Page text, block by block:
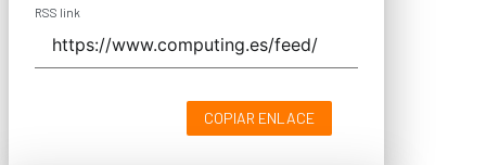
RSS link
COPIAR ENLACE